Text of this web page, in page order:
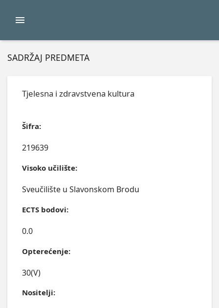
SADRŽAJ PREDMETA
Tjelesna i zdravstvena kultura
Šifra:
219639
Visoko učilište:
Sveučilište u Slavonskom Brodu
ECTS bodovi:
0.0
Opterećenje:
30(V)
Nositelji: